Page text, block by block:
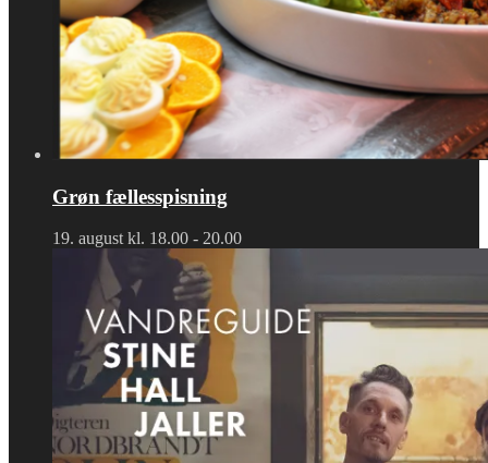
Grøn fællesspisning
19. august kl. 18.00 - 20.00